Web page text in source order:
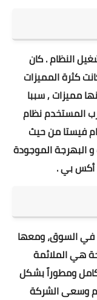
النظام . كان
كثرة المميزات
مميزات , سببا
المستخدم نظام
فيستا من حيث
البهرجة الموجودة
أكس بي .
في السوق، ومعها
هي الملائمة
ومطوراً بشكل
وسعى الشركة